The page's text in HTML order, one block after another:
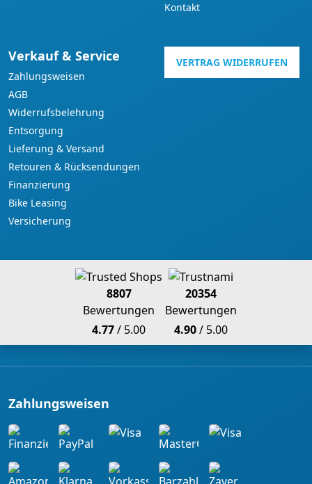
Kontakt
Verkauf & Service
Zahlungsweisen
AGB
Widerrufsbelehrung
Entsorgung
Lieferung & Versand
Retouren & Rücksendungen
Finanzierung
Bike Leasing
Versicherung
VERTRAG WIDERRUFEN
8807
Bewertungen
4.77/ 5.00
20354
Bewertungen
4.90/ 5.00
Zahlungsweisen